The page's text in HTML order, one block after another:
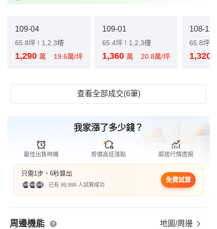
109-04
65.8坪 1,2,3樓
1,290 萬 19.6萬/坪
109-01
65.4坪 1,2,3樓
1,360 萬 20.8萬/坪
108-11
65.8坪
1,320
查看全部成交(6筆)
我家漲了多少錢？
最佳出售時機 房價高低落點 鄰居行情透視
只需1步，6秒算出
已有 99,999 人試算成功
免費試算
周邊機能 地圖/周邊